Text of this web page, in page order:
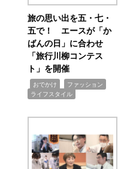
旅の思い出を五・七・
五で！ エースが「か
ばんの日」に合わせ
「旅行川柳コンテス
ト」を開催
おでかけ ファッション
ライフスタイル